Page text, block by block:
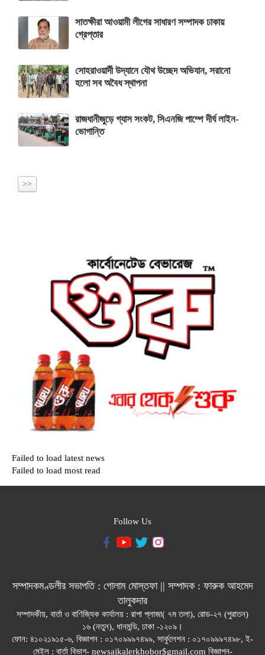
সাতক্ষীরা আওয়ামী লীগের সাধারণ সম্পাদক ঢাকায়
গ্রেপ্তার
সোহরাওয়ার্দী উদ্যানে যৌথ উচ্ছেদ অভিযান, সরানো
হলো সব অবৈধ স্থাপনা
রাজধানীজুড়ে গ্যাস সংকট, সিএনজি পাম্পে দীর্ঘ লাইন-
ভোগান্তি
>>
Failed to load latest news
Failed to load most read
Follow Us
সম্পাদকমণ্ডলীর সভাপতি : গোলাম মোস্তফা || সম্পাদক : ফারুক আহমেদ
তালুকদার
সম্পাদকীয়, বার্তা ও বাণিজ্যিক কার্যালয় : রাপা প্লাজা( ৭ম তলা), রোড-২৭ (পুরাতন)
১৬ (নতুন), ধানমন্ডি, ঢাকা -১২০৯।
ফোন: ৪১০২১৯১৫-৬, বিজ্ঞাপন : ০১৭০৯৯৯৭৪৯৯, সার্কুলেশন : ০১৭০৯৯৯৭৪৯৮, ই-
মেইল : বার্তা বিভাগ- newsajkalerkhobor$gmail.com বিজ্ঞাপন-